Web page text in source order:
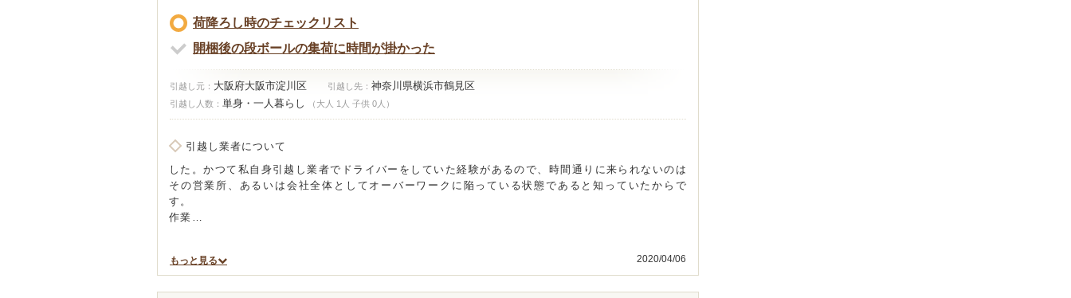
荷降ろし時のチェックリスト
開梱後の段ボールの集荷に時間が掛かった
引越し元： 大阪府大阪市淀川区 引越し先： 神奈川県横浜市鶴見区
引越し人数： 単身・一人暮らし （大人 1人 子供 0人）
引越し業者について
した。かつて私自身引越し業者でドライバーをしていた経験があるので、時間通りに来られないのは
その営業所、あるいは会社全体としてオーバーワークに陥っている状態であると知っていたからで
す。
作業…
2020/04/06
もっと見る